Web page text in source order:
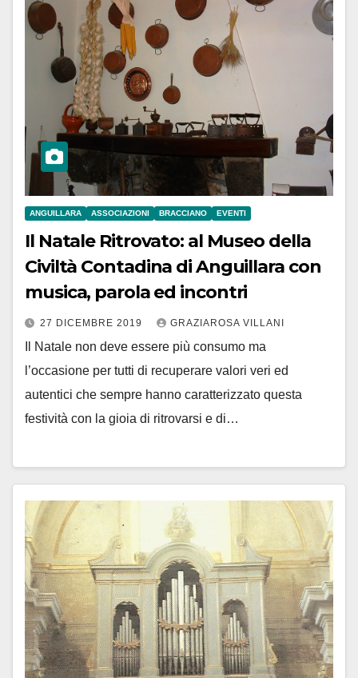
ANGUILLARA ASSOCIAZIONI BRACCIANO EVENTI
Il Natale Ritrovato: al Museo della
Civiltà Contadina di Anguillara con
musica, parola ed incontri
27 DICEMBRE 2019 GRAZIAROSA VILLANI
Il Natale non deve essere più consumo ma
l’occasione per tutti di recuperare valori veri ed
autentici che sempre hanno caratterizzato questa
festività con la gioia di ritrovarsi e di…